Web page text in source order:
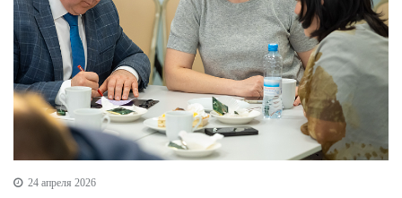
24 апреля 2026